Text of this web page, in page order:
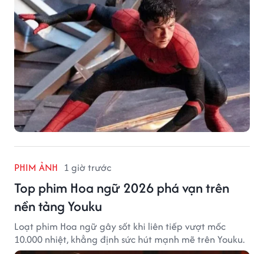
PHIM ẢNH 1 giờ trước
Top phim Hoa ngữ 2026 phá vạn trên
nền tảng Youku
Loạt phim Hoa ngữ gây sốt khi liên tiếp vượt mốc
10.000 nhiệt, khẳng định sức hút mạnh mẽ trên Youku.